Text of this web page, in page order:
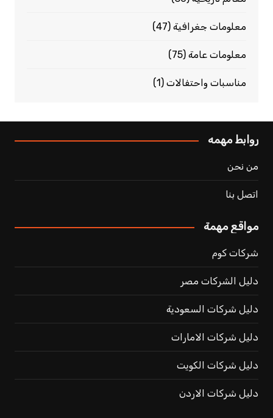
معلومات جغرافية(47)
معلومات عامة(75)
مناسبات واحتفالات(1)
روابط مهمه
من نحن
اتصل بنا
مواقع مهمة
شركات كوم
دليل الشركات مصر
دليل شركات السعودية
دليل شركات الامارات
دليل شركات الكويت
دليل شركات الاردن